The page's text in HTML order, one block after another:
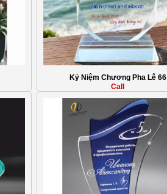
Kỷ Niệm Chương Pha Lê 66
Call